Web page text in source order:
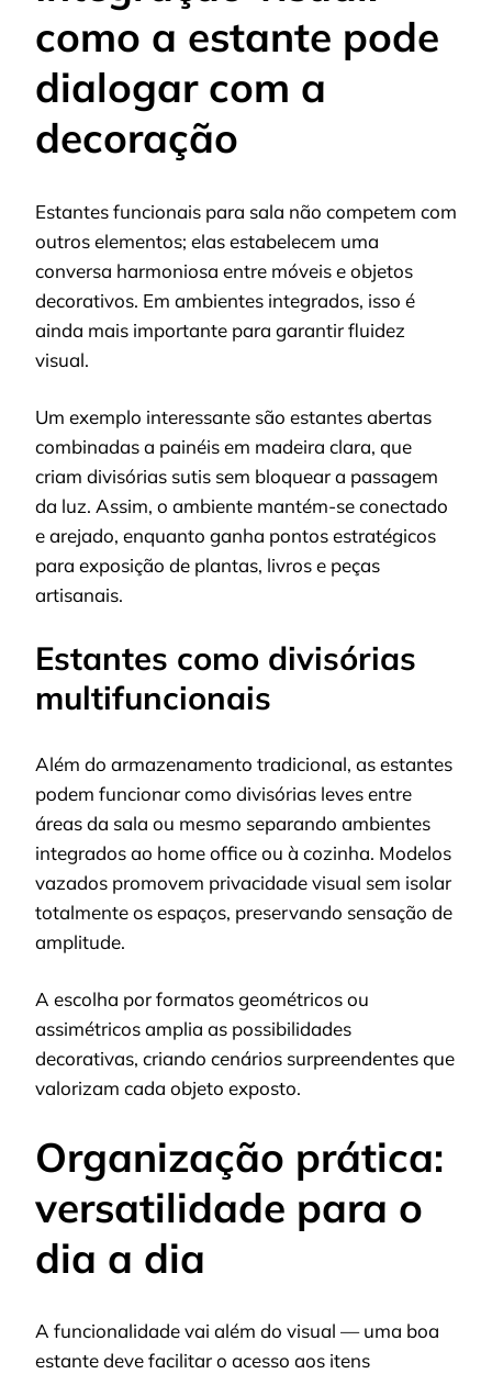
como a estante pode
dialogar com a
decoração
Estantes funcionais para sala não competem com
outros elementos; elas estabelecem uma
conversa harmoniosa entre móveis e objetos
decorativos. Em ambientes integrados, isso é
ainda mais importante para garantir fluidez
visual.
Um exemplo interessante são estantes abertas
combinadas a painéis em madeira clara, que
criam divisórias sutis sem bloquear a passagem
da luz. Assim, o ambiente mantém-se conectado
e arejado, enquanto ganha pontos estratégicos
para exposição de plantas, livros e peças
artisanais.
Estantes como divisórias
multifuncionais
Além do armazenamento tradicional, as estantes
podem funcionar como divisórias leves entre
áreas da sala ou mesmo separando ambientes
integrados ao home office ou à cozinha. Modelos
vazados promovem privacidade visual sem isolar
totalmente os espaços, preservando sensação de
amplitude.
A escolha por formatos geométricos ou
assimétricos amplia as possibilidades
decorativas, criando cenários surpreendentes que
valorizam cada objeto exposto.
Organização prática:
versatilidade para o
dia a dia
A funcionalidade vai além do visual — uma boa
estante deve facilitar o acesso aos itens